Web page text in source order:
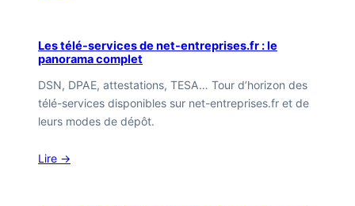
Les télé-services de net-entreprises.fr : le
panorama complet
DSN, DPAE, attestations, TESA… Tour d’horizon des
télé-services disponibles sur net-entreprises.fr et de
leurs modes de dépôt.
Lire →